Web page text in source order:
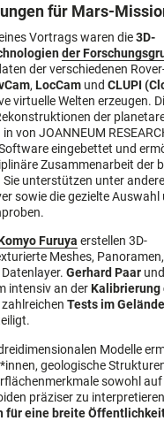
für Mars-
Vortrags waren die3D-
der
der verschiedenen
, LocCam und CLUPI
virtuelle Welten erzeugen.
der
von JOANNEUM
eingebettet und
Zusammenarbeit der
unterstützen unter
sowie die gezielte Auswahl
Furuya erstellen 3D-
Meshes, Panoramen,
Gerhard Paar und
intensiv an derKalibrierung
Tests im
Modelle
geologische
sowohl
präziser zu
für eine breite